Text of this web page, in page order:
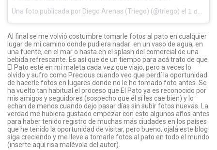
Una foto publicada por Diego Arenas (Triego) (@triego) el 1 de May de 2014 a la(s) 12:09 PDT
Al final se me volvió costumbre tomarle fotos al pato en cualquier
lugar de mi camino donde pudiera nadar: en un vaso de agua, en
una fuente, en el mar o hasta en el splash del comercial de una
bebida refrescante. Es así que de un tiempo para acá trato de que
El Pato esté en mi maleta cada vez que viajo, pero a veces lo
olvido y sufro como Precious cuando veo que perdí la oportunidad
de hacerle fotos en lugares donde no le he tomado foto antes. Se
ha vuelto tan habitual el proceso que El Pato ya es reconocido por
mis amigos y seguidores (sospecho que él sí les cae bien) y lo
echan de menos cuando dejo pasar días sin subir fotos nuevas. La
verdad me hubiera gustado empezar con esto algunos años antes
para haber tenido registro de muchas más ciudades en los países
que he tenido la oportunidad de visitar, pero bueno, ojalá este blog
siga creciendo y me lleve a tomarle fotos al pato en todo el mundo
(inserte aquí risa malévola del autor).